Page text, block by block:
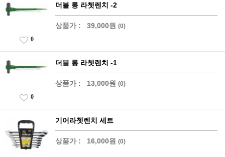
더블 롱 라쳇렌치 -2
상품가 : 39,000원 (0)
0
더블 롱 라쳇렌치 -1
상품가 : 13,000원 (0)
0
기어라쳇렌치 세트
상품가 : 16,000원 (0)